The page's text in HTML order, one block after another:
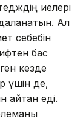
иелері
Ал
себебін
бас
кезде
үшін де,
айтқан еді.